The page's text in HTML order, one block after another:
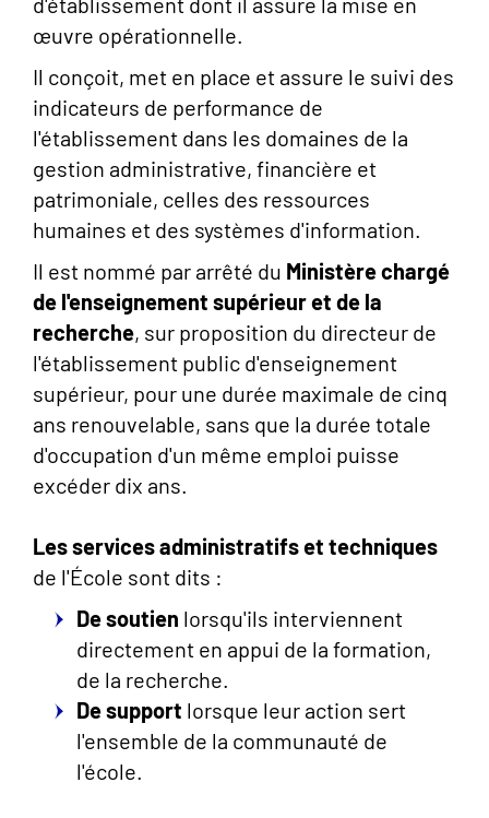
œuvre opérationnelle.
Il conçoit, met en place et assure le suivi des
indicateurs de performance de
l'établissement dans les domaines de la
gestion administrative, financière et
patrimoniale, celles des ressources
humaines et des systèmes d'information.
Il est nommé par arrêté du Ministère chargé
de l'enseignement supérieur et de la
recherche, sur proposition du directeur de
l'établissement public d'enseignement
supérieur, pour une durée maximale de cinq
ans renouvelable, sans que la durée totale
d'occupation d'un même emploi puisse
excéder dix ans.
Les services administratifs et techniques
de l'École sont dits :
De soutien lorsqu'ils interviennent
directement en appui de la formation,
de la recherche.
De support lorsque leur action sert
l'ensemble de la communauté de
l'école.